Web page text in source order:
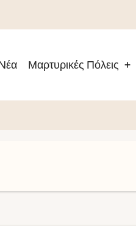
Μαρτυρικές Πόλεις